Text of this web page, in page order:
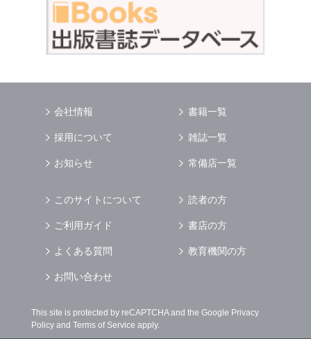
会社情報
採用について
お知らせ
書籍一覧
雑誌一覧
常備店一覧
このサイトについて
ご利用ガイド
よくある質問
お問い合わせ
読者の方
書店の方
教育機関の方
This site is protected by reCAPTCHA and the Google Privacy
Policyand Terms of Service apply.